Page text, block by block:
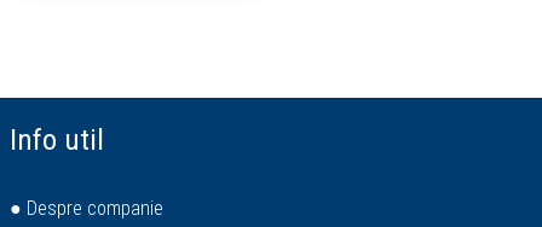
Info util
● Despre companie